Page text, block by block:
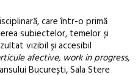
care într-o primă
subiectelor, temelor și
vizibil și accesibil
afective, work in progress,
București, Sala Stere